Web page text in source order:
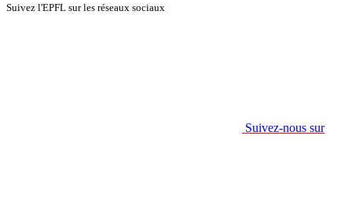
Suivez l'EPFL sur les réseaux sociaux
Suivez-nous sur